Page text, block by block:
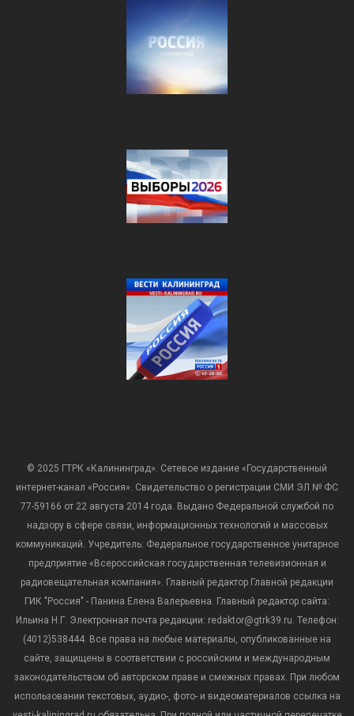
© 2025 ГТРК «Калининград». Сетевое издание «Государственный
интернет-канал «Россия». Свидетельство о регистрации СМИ ЭЛ № ФС
77-59166 от 22 августа 2014 года. Выдано Федеральной службой по
надзору в сфере связи, информационных технологий и массовых
коммуникаций. Учредитель: Федеральное государственное унитарное
предприятие «Всероссийская государственная телевизионная и
радиовещательная компания». Главный редактор Главной редакции
ГИК "Россия" - Панина Елена Валерьевна. Главный редактор сайта:
Ильина Н.Г. Электронная почта редакции: redaktor@gtrk39.ru. Телефон:
(4012)538444. Все права на любые материалы, опубликованные на
сайте, защищены в соответствии с российским и международным
законодательством об авторском праве и смежных правах. При любом
использовании текстовых, аудио-, фото- и видеоматериалов ссылка на